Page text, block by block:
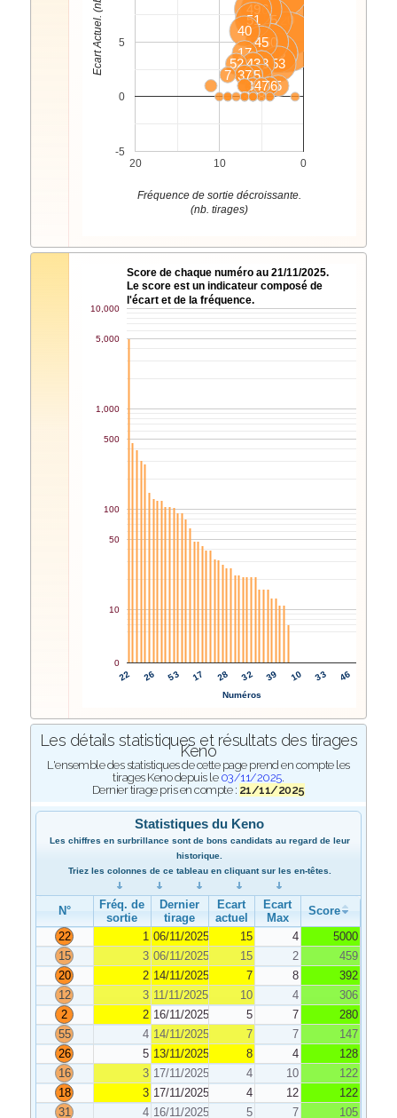
20
2
55
26
16
18
31
49
50
51
53
45
40
4
23
17
21
43
1
5
52
1328
35
37
6
24
32
56
7
936
3947
3 8
20 10 0
-5
0
5
Fréquence de sortie décroissante.
(nb. tirages)
Score de chaque numéro au 21/11/2025.
Le score est un indicateur composé de
l'écart et de la fréquence.
22 26 53 17 28 32 39 10 33 46
0
10
50
100
500
1,000
5,000
10,000
Numéros
Les détails statistiques et résultats des tirages
Keno
L'ensemble des statistiques de cette page prend en compte les
tirages Keno depuis le 03/11/2025.
Dernier tirage pris en compte : 21/11/2025
Statistiques du Keno
Les chiffres en surbrillance sont de bons candidats au regard de leur
historique.
Triez les colonnes de ce tableau en cliquant sur les en-têtes.
N°
Fréq. de
sortie
Dernier
tirage
Ecart
actuel
Ecart
Max
Score
22
1 06/11/2025 15 4
5000
15
3 06/11/2025 15 2
459
20
2 14/11/2025 7 8
392
12
3 11/11/2025 10 4
306
2
2 16/11/2025 5 7
280
55
4 14/11/2025 7 7
147
26
5 13/11/2025 8 4
128
16
3 17/11/2025 4 10
122
18
3 17/11/2025 4 12
122
31
4 16/11/2025 5 7
105